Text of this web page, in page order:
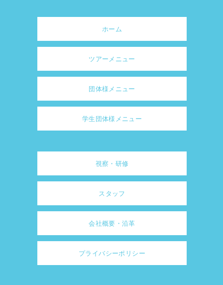
ホーム
ツアーメニュー
団体様メニュー
学生団体様メニュー
視察・研修
スタッフ
会社概要・沿革
プライバシーポリシー